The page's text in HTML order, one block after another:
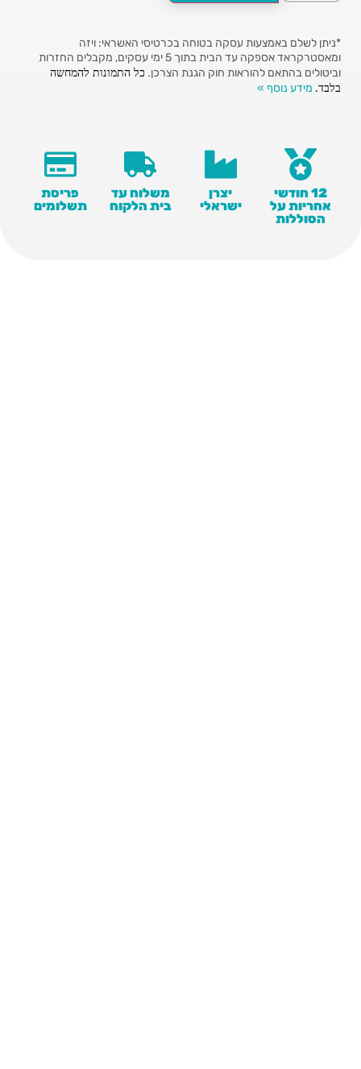
*ניתן לשלם באמצעות עסקה בטוחה בכרטיסי האשראי: ויזה
ומאסטרקראד אספקה עד הבית בתוך 5 ימי עסקים, מקבלים החזרות
וביטולים בהתאם להוראות חוק הגנת הצרכן. כל התמונות להמחשה
בלבד. מידע נוסף »
12 חודשי
אחריות על
הסוללות
יצרן
ישראלי
משלוח עד
בית הלקוח
פריסת
תשלומים